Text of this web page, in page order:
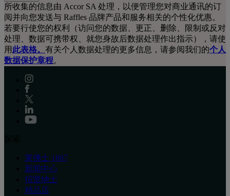
所收集的信息由 Accor SA 处理，以便管理您对商业通讯的订
阅并向您发送与 Raffles 品牌产品和服务相关的个性化优惠。
若要行使您的权利（访问您的数据、更正、删除、限制或反对
处理、数据可携带权、就您身故后数据处理作出指示），请使
用此表格。 有关个人数据处理的更多信息，请参阅我们的个人
数据保护章程。
莱佛士 1887
新闻中心
招贤纳士
精品店